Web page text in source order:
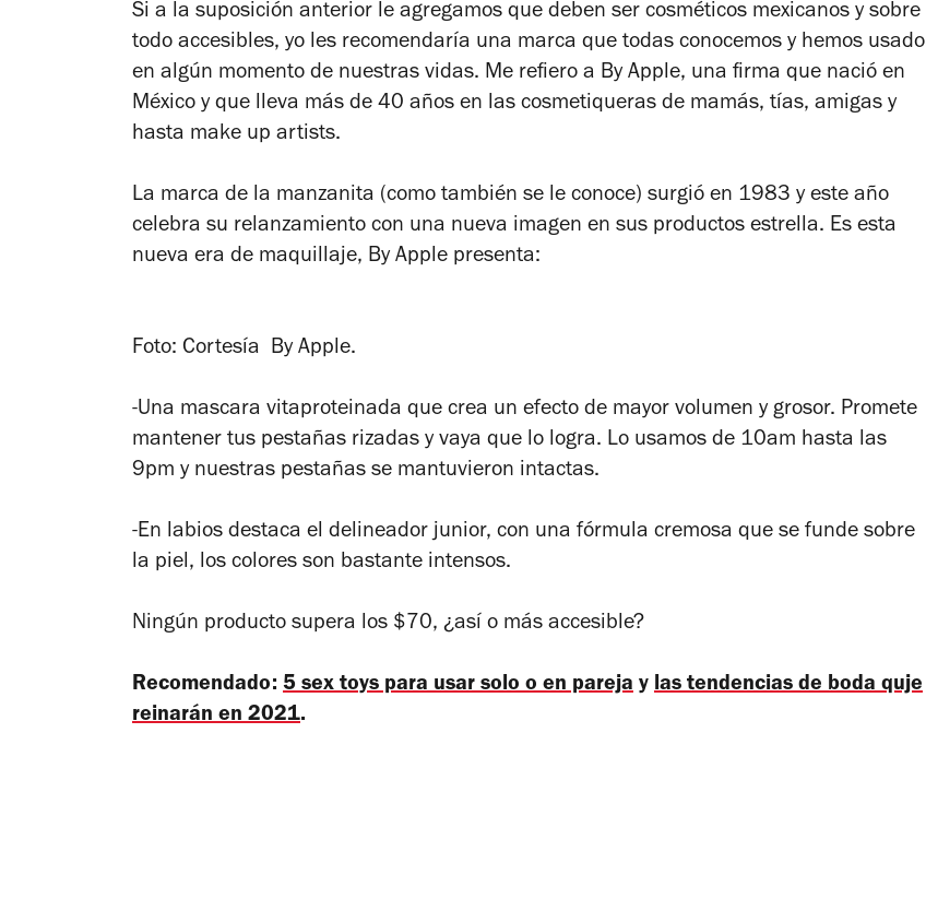
Si a la suposición anterior le agregamos que deben ser cosméticos mexicanos y sobre
todo accesibles, yo les recomendaría una marca que todas conocemos y hemos usado
en algún momento de nuestras vidas. Me refiero a By Apple, una firma que nació en
México y que lleva más de 40 años en las cosmetiqueras de mamás, tías, amigas y
hasta make up artists.
La marca de la manzanita (como también se le conoce) surgió en 1983 y este año
celebra su relanzamiento con una nueva imagen en sus productos estrella. Es esta
nueva era de maquillaje, By Apple presenta:
Foto: Cortesía By Apple.
-Una mascara vitaproteinada que crea un efecto de mayor volumen y grosor. Promete
mantener tus pestañas rizadas y vaya que lo logra. Lo usamos de 10am hasta las
9pm y nuestras pestañas se mantuvieron intactas.
-En labios destaca el delineador junior, con una fórmula cremosa que se funde sobre
la piel, los colores son bastante intensos.
Ningún producto supera los $70, ¿así o más accesible?
Recomendado: 5 sex toys para usar solo o en pareja y las tendencias de boda quje
reinarán en 2021.